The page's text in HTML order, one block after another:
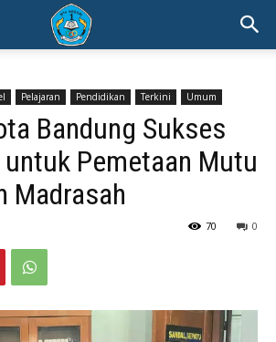
Pelajaran Pendidikan Terkini Umum
Bandung Sukses
untuk Pemetaan Mutu
Madrasah
0
70